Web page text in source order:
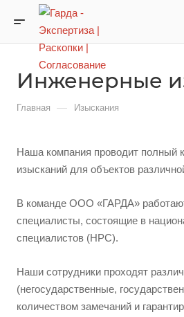
Инженерные
Главная — Изыскания
Наша компания проводит полный
изысканий для объектов
В команде ООО «ГАРДА»
специалисты, состоящие в
специалистов (НРС).
Наши сотрудники проходят
(негосударственные,
количеством замечаний и